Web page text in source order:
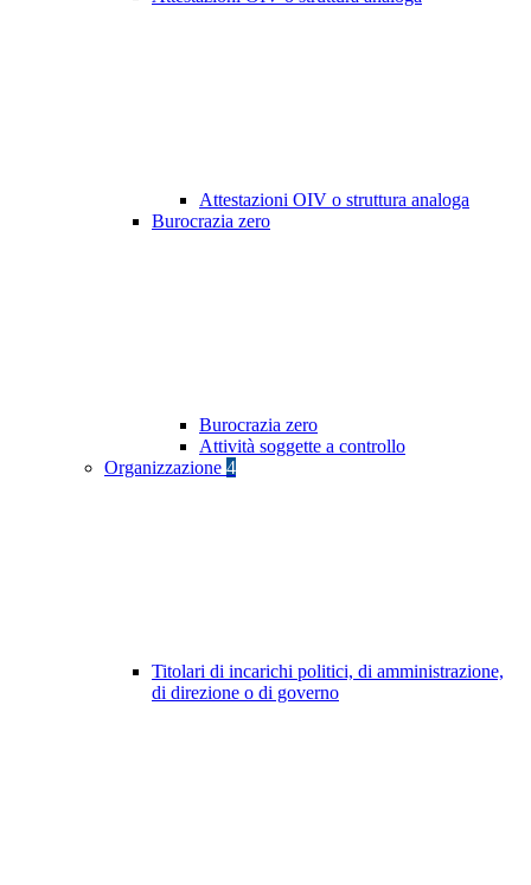
Attestazioni OIV o struttura analoga
Burocrazia zero
Burocrazia zero
Attività soggette a controllo
Organizzazione 4
Titolari di incarichi politici, di amministrazione,
di direzione o di governo